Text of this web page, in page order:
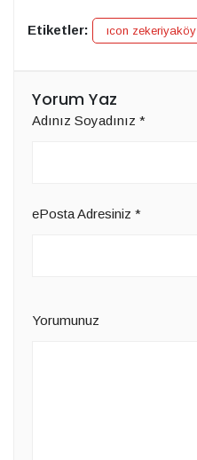
Etiketler: ıcon zekeriyaköy
Yorum Yaz
Adınız Soyadınız *
ePosta Adresiniz *
Yorumunuz